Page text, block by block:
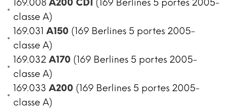
169.008 A200 CDI (169 Berlines 5 portes 2005-
classe A)
169.031 A150 (169 Berlines 5 portes 2005-
classe A)
169.032 A170 (169 Berlines 5 portes 2005-
classe A)
169.033 A200 (169 Berlines 5 portes 2005-
classe A)